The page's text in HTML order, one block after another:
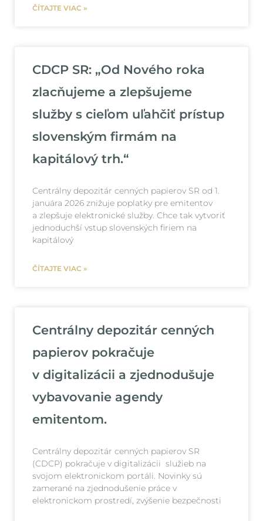
ČÍTAJTE VIAC »
CDCP SR: „Od Nového roka
zlacňujeme a zlepšujeme
služby s cieľom uľahčiť prístup
slovenským firmám na
kapitálový trh.“
Centrálny depozitár cenných papierov SR od 1.
januára 2026 znižuje poplatky pre emitentov
a zlepšuje elektronické služby. Chce tak vytvoriť
jednoduchší vstup slovenských firiem na
kapitálový
ČÍTAJTE VIAC »
Centrálny depozitár cenných
papierov pokračuje
v digitalizácii a zjednodušuje
vybavovanie agendy
emitentom.
Centrálny depozitár cenných papierov SR
(CDCP) pokračuje v digitalizácii služieb na
svojom elektronickom portáli. Novinky sú
zamerané na zjednodušenie práce v
elektronickom prostredí, zvýšenie bezpečnosti